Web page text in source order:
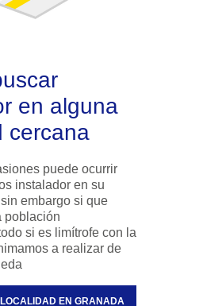
cercana
puede ocurrir
su
embargo si que
si es limítrofe con la
a realizar de
EN GRANADA